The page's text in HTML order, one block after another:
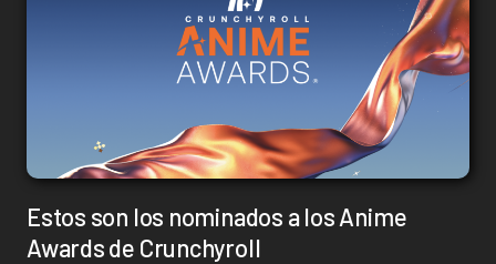
Estos son los nominados a los Anime
Awards de Crunchyroll